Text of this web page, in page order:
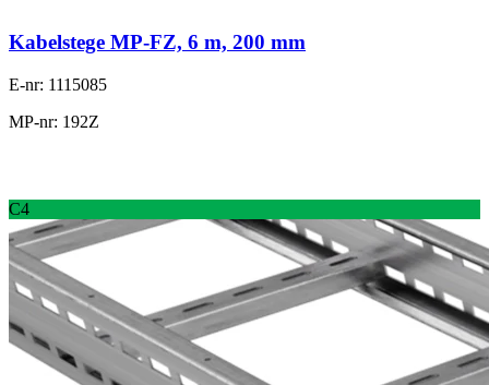
Kabelstege MP-FZ, 6 m, 200 mm
E-nr: 1115085
MP-nr: 192Z
C4